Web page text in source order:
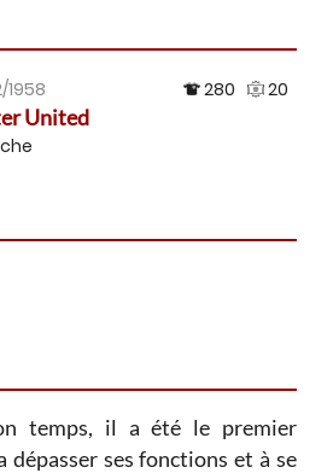
1958 280 20
United
temps, il a été le premier
dépasser ses fonctions et à se